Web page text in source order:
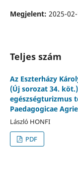
Megjelent: 2025-
Teljes szám
Az Eszterházy
(Új sorozat 34.
egészségturizmus
Paedagogicae
László HONFI
PDF